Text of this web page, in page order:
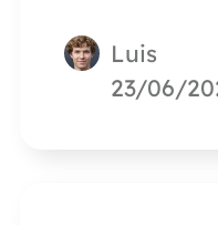
profesional
datos te
Luis
23/06/